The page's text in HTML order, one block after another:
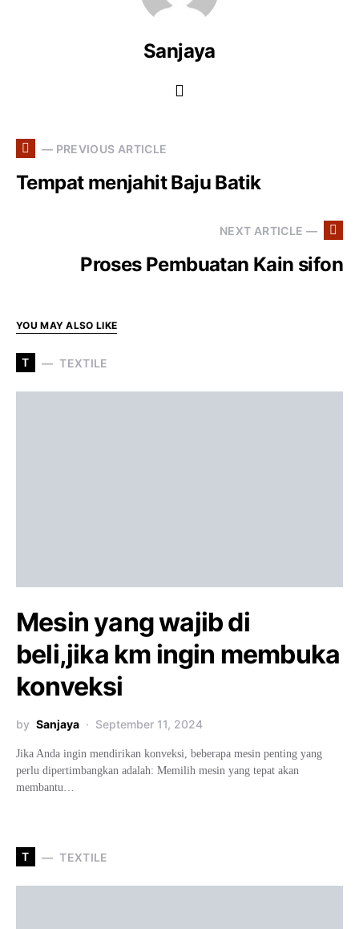
Sanjaya
— PREVIOUS ARTICLE
Tempat menjahit Baju Batik
NEXT ARTICLE —
Proses Pembuatan Kain sifon
YOU MAY ALSO LIKE
T TEXTILE
Mesin yang wajib di
beli,jika km ingin membuka
konveksi
by Sanjaya September 11, 2024
Jika Anda ingin mendirikan konveksi, beberapa mesin penting yang
perlu dipertimbangkan adalah: Memilih mesin yang tepat akan
membantu…
T TEXTILE